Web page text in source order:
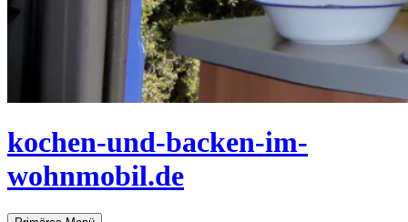
kochen-und-backen-im-
wohnmobil.de